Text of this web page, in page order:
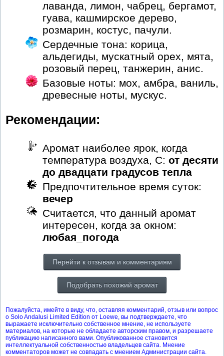
лаванда, лимон, чабрец, бергамот,
гуава, кашмирское дерево,
розмарин, костус, пачули.
Сердечные тона: корица,
альдегиды, мускатный орех, мята,
розовый перец, танжерин, анис.
Базовые ноты: мох, амбра, ваниль,
древесные ноты, мускус.
Рекомендации:
Аромат наиболее ярок, когда
температура воздуха, С: от десяти
до двадцати градусов тепла
Предпочтительное время суток:
вечер
Считается, что данный аромат
интересен, когда за окном:
любая_погода
Перейти к отзывам и комментариям
Подобрать похожий аромат
Пожалуйста, имейте в виду, что, оставляя комментарий, отзыв или вопрос
о Solo Andalusi Limited Edition от Loewe, вы подтверждаете, что
выражаете исключительно собственное мнение, не используете
материалов, на которые не обладаете авторским правом, и разрешаете
публикацию написанного вами. Опубликованное становится
интеллектуальной собственностью владельцев сайта. Мнение
комментаторов может не совпадать с мнением Администрации сайта.